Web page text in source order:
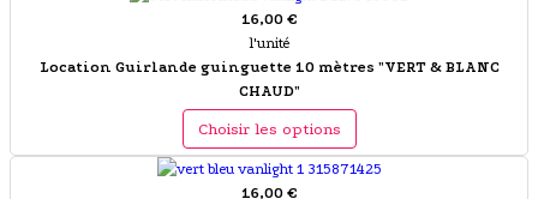
16,00 €
l'unité
Location Guirlande guinguette 10 mètres "VERT & BLANC
CHAUD"
Choisir les options
16,00 €